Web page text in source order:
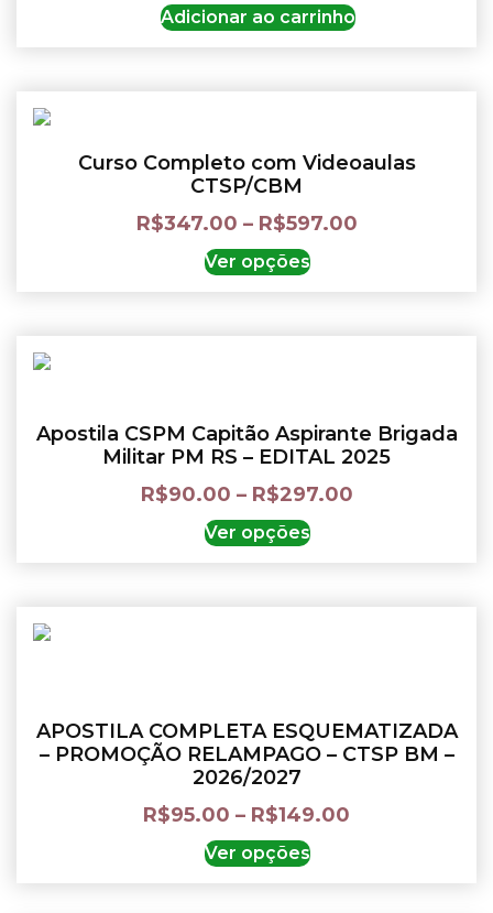
Adicionar ao carrinho
Curso Completo com Videoaulas
CTSP/CBM
R$347.00 – R$597.00
Ver opções
Apostila CSPM Capitão Aspirante Brigada
Militar PM RS – EDITAL 2025
R$90.00 – R$297.00
Ver opções
APOSTILA COMPLETA ESQUEMATIZADA
– PROMOÇÃO RELAMPAGO – CTSP BM –
2026/2027
R$95.00 – R$149.00
Ver opções